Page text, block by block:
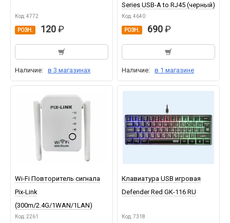
Код: 4772
РОЗН. 120
Наличие: в 3 магазинах
Series USB-A to RJ45 (черный)
Код: 4640
РОЗН. 690
Наличие: в 1 магазине
Wi-Fi Повторитель сигнала
Pix-Link
(300m/2.4G/1WAN/1LAN)
Код: 2261
Клавиатура USB игровая
Defender Red GK-116 RU
Код: 7318